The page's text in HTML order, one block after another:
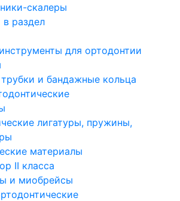
скалеры
раздел
для ортодонтии
и бандажные кольца
лигатуры, пружины,
материалы
II класса
и миобрейсы